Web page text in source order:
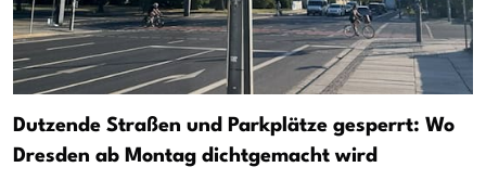
Dutzende Straßen und Parkplätze gesperrt: Wo
Dresden ab Montag dichtgemacht wird